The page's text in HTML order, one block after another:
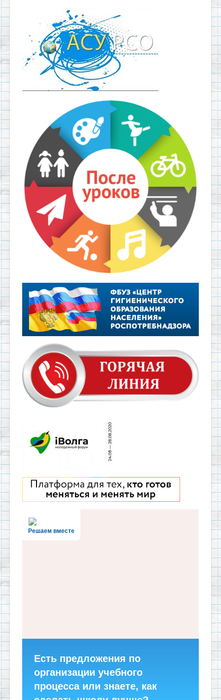
Решаем вместе
Есть предложения по
организации учебного
процесса или знаете, как